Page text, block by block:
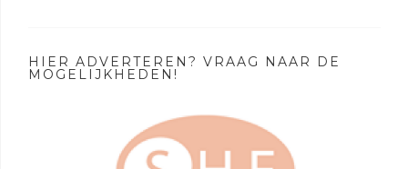
HIER ADVERTEREN? VRAAG NAAR DE
MOGELIJKHEDEN!